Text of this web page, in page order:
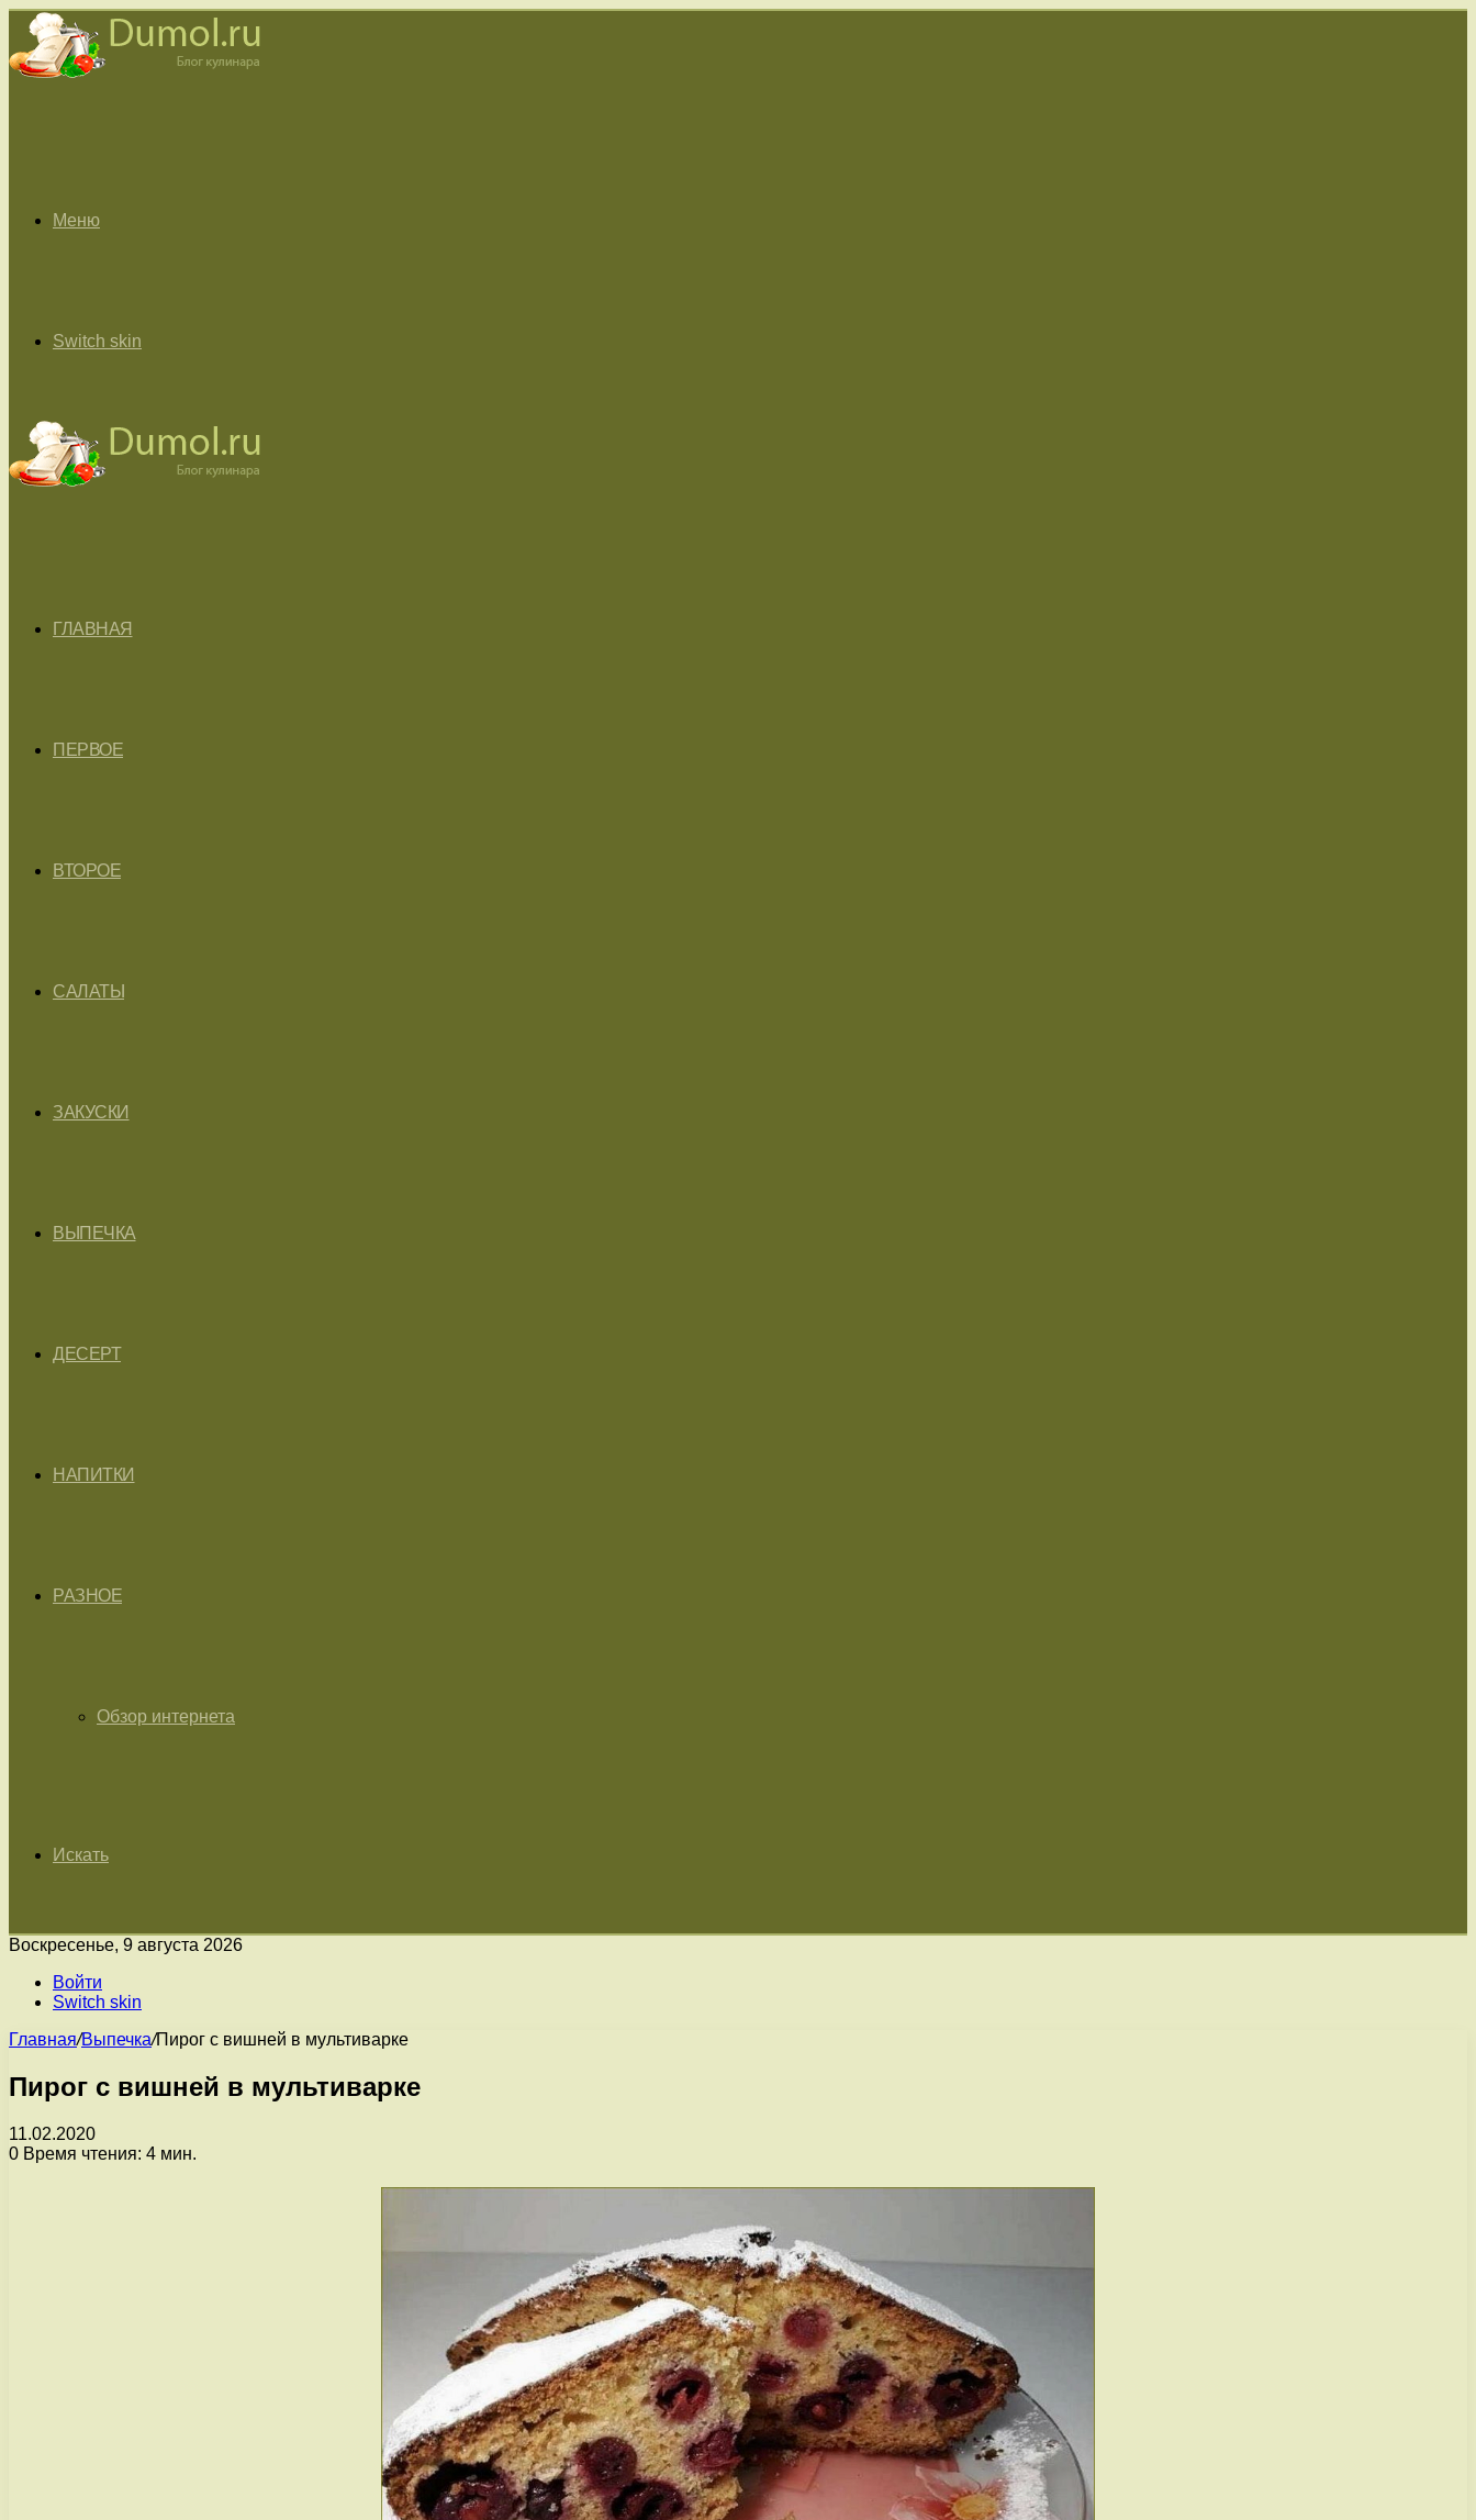
Меню
Switch skin
ГЛАВНАЯ
ПЕРВОЕ
ВТОРОЕ
САЛАТЫ
ЗАКУСКИ
ВЫПЕЧКА
ДЕСЕРТ
НАПИТКИ
РАЗНОЕ
Обзор интернета
Искать
Воскресенье, 9 августа 2026
Войти
Switch skin
Главная/Выпечка/Пирог с вишней в мультиварке
Пирог с вишней в мультиварке
11.02.2020
0 Время чтения: 4 мин.